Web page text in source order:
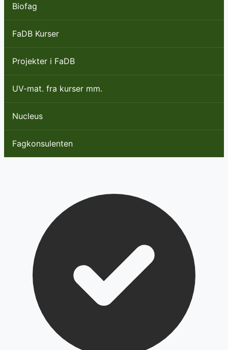
Biofag
FaDB Kurser
Projekter i FaDB
UV-mat. fra kurser mm.
Nucleus
Fagkonsulenten